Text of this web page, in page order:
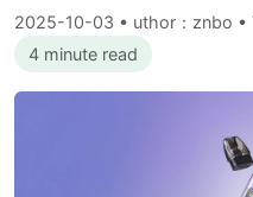
2025-10-03 • uthor：znbo •
4 minute read